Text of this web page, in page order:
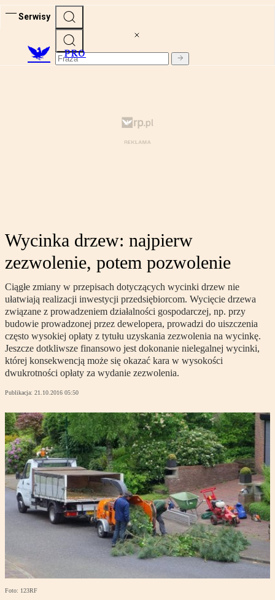
Serwisy
PRO
Wycinka drzew: najpierw
zezwolenie, potem pozwolenie
Ciągłe zmiany w przepisach dotyczących wycinki drzew nie
ułatwiają realizacji inwestycji przedsiębiorcom. Wycięcie drzewa
związane z prowadzeniem działalności gospodarczej, np. przy
budowie prowadzonej przez dewelopera, prowadzi do uiszczenia
często wysokiej opłaty z tytułu uzyskania zezwolenia na wycinkę.
Jeszcze dotkliwsze finansowo jest dokonanie nielegalnej wycinki,
której konsekwencją może się okazać kara w wysokości
dwukrotności opłaty za wydanie zezwolenia.
Publikacja: 21.10.2016 05:50
Foto: 123RF